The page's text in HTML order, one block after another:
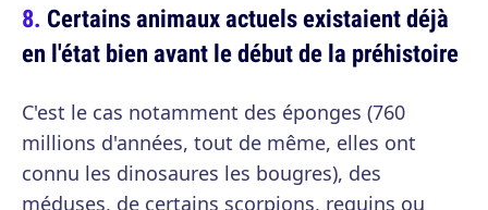
Certains animaux actuels existaient déjà
en l'état bien avant le début de la préhistoire
C'est le cas notamment des éponges (760
millions d'années, tout de même, elles ont
connu les dinosaures les bougres), des
méduses, de certains scorpions, requins ou